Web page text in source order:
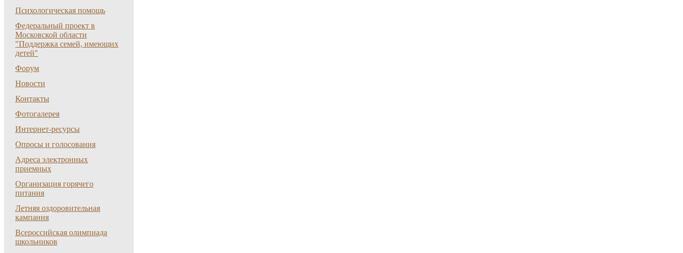
Психологическая помощь
Федеральный проект в
Московской области
"Поддержка семей, имеющих
детей"
Форум
Новости
Контакты
Фотогалерея
Интернет-ресурсы
Опросы и голосования
Адреса электронных
приемных
Организация горячего
питания
Летняя оздоровительная
кампания
Всероссийская олимпиада
школьников